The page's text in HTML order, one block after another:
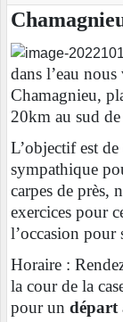
dans l’eau
Chamagnieu,
20km au sud
L’objectif est
sympathique
carpes de près,
exercices pour
l’occasion pour
Horaire :
la cour de la
pour un départ